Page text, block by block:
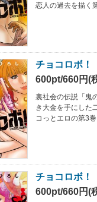
恋人の過去を描く
チョコロボ！
600pt/660円(
裏社会の伝説「鬼
き大金を手にした
コっとエロの第3
チョコロボ！
600pt/660円(